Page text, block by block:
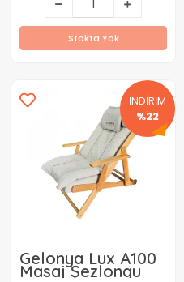
Stokta Yok
İNDİRİM
%22
Gelonya Lux A100
Masaj Şezlongu